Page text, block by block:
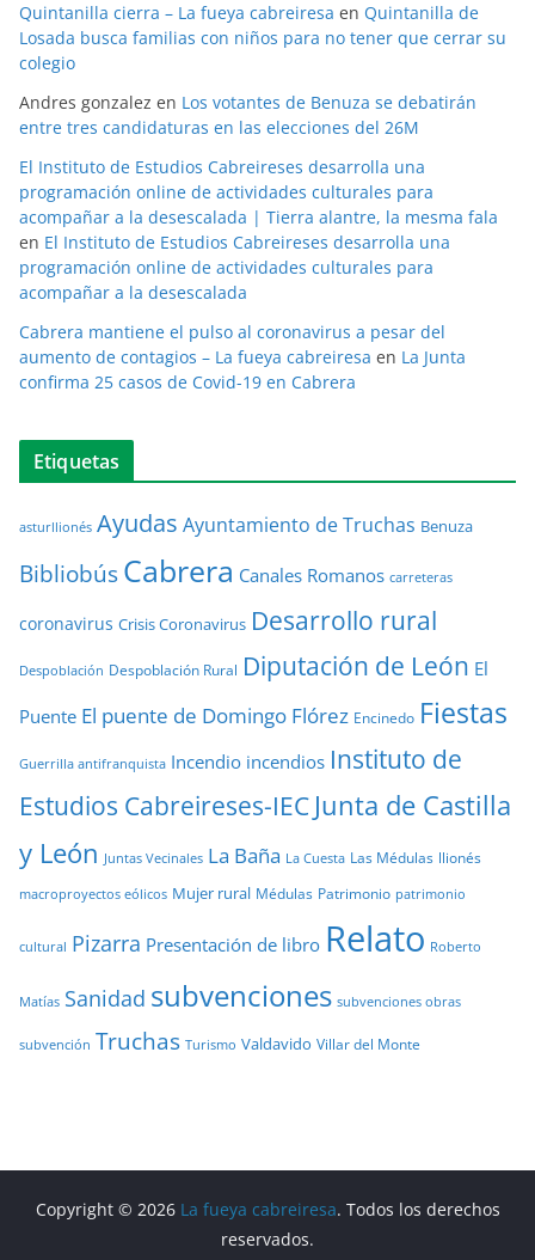
Quintanilla cierra – La fueya cabreiresa en Quintanilla de
Losada busca familias con niños para no tener que cerrar su
colegio
Andres gonzalez en Los votantes de Benuza se debatirán
entre tres candidaturas en las elecciones del 26M
El Instituto de Estudios Cabreireses desarrolla una
programación online de actividades culturales para
acompañar a la desescalada | Tierra alantre, la mesma fala
en El Instituto de Estudios Cabreireses desarrolla una
programación online de actividades culturales para
acompañar a la desescalada
Cabrera mantiene el pulso al coronavirus a pesar del
aumento de contagios – La fueya cabreiresa en La Junta
confirma 25 casos de Covid-19 en Cabrera
Etiquetas
asturllionés Ayudas Ayuntamiento de Truchas Benuza
BibliobúsCabrera Canales Romanos carreteras
coronavirus Crisis Coronavirus Desarrollo rural
Despoblación Despoblación Rural Diputación de León El
Puente El puente de Domingo Flórez Encinedo Fiestas
Guerrilla antifranquista Incendio incendios Instituto de
Estudios Cabreireses-IEC Junta de Castilla
y León Juntas Vecinales La Baña La Cuesta Las Médulas llionés
macroproyectos eólicos Mujer rural Médulas Patrimonio patrimonio
cultural Pizarra Presentación de libro Relato Roberto
Matías Sanidad subvenciones subvenciones obras
subvención Truchas Turismo Valdavido Villar del Monte
Copyright © 2026 La fueya cabreiresa. Todos los derechos
reservados.